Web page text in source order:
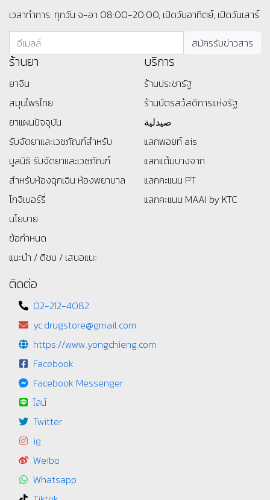
เวลาทำการ: ทุกวัน จ-อา 08:00-20:00, เปิดวันอาทิตย์, เปิดวันเสาร์
ร้านยา
ยาจีน
สมุนไพรไทย
ยาแผนปัจจุบัน
รับจัดยาและเวชภัณฑ์สำหรับ
มูลนิธิ รับจัดยาและเวชภัณฑ์
สำหรับห้องฉุกเฉิน ห้องพยาบาล
โกจิเบอร์รี่
นโยบาย
ข้อกำหนด
แนะนำ / ติชม / เสนอแนะ
บริการ
ร้านประชารัฐ
ร้านบัตรสว้สดิการแห่งรัฐ
صيدلية
แลกพอยท์ ais
แลกแต้มบางจาก
แลกคะแนน PT
แลกคะแนน MAAI by KTC
ติดต่อ
02-212-4082
yc.drugstore@gmail.com
https://www.yongchieng.com
Facebook
Facebook Messenger
ไลน์
Twitter
ig
Weibo
Whatsapp